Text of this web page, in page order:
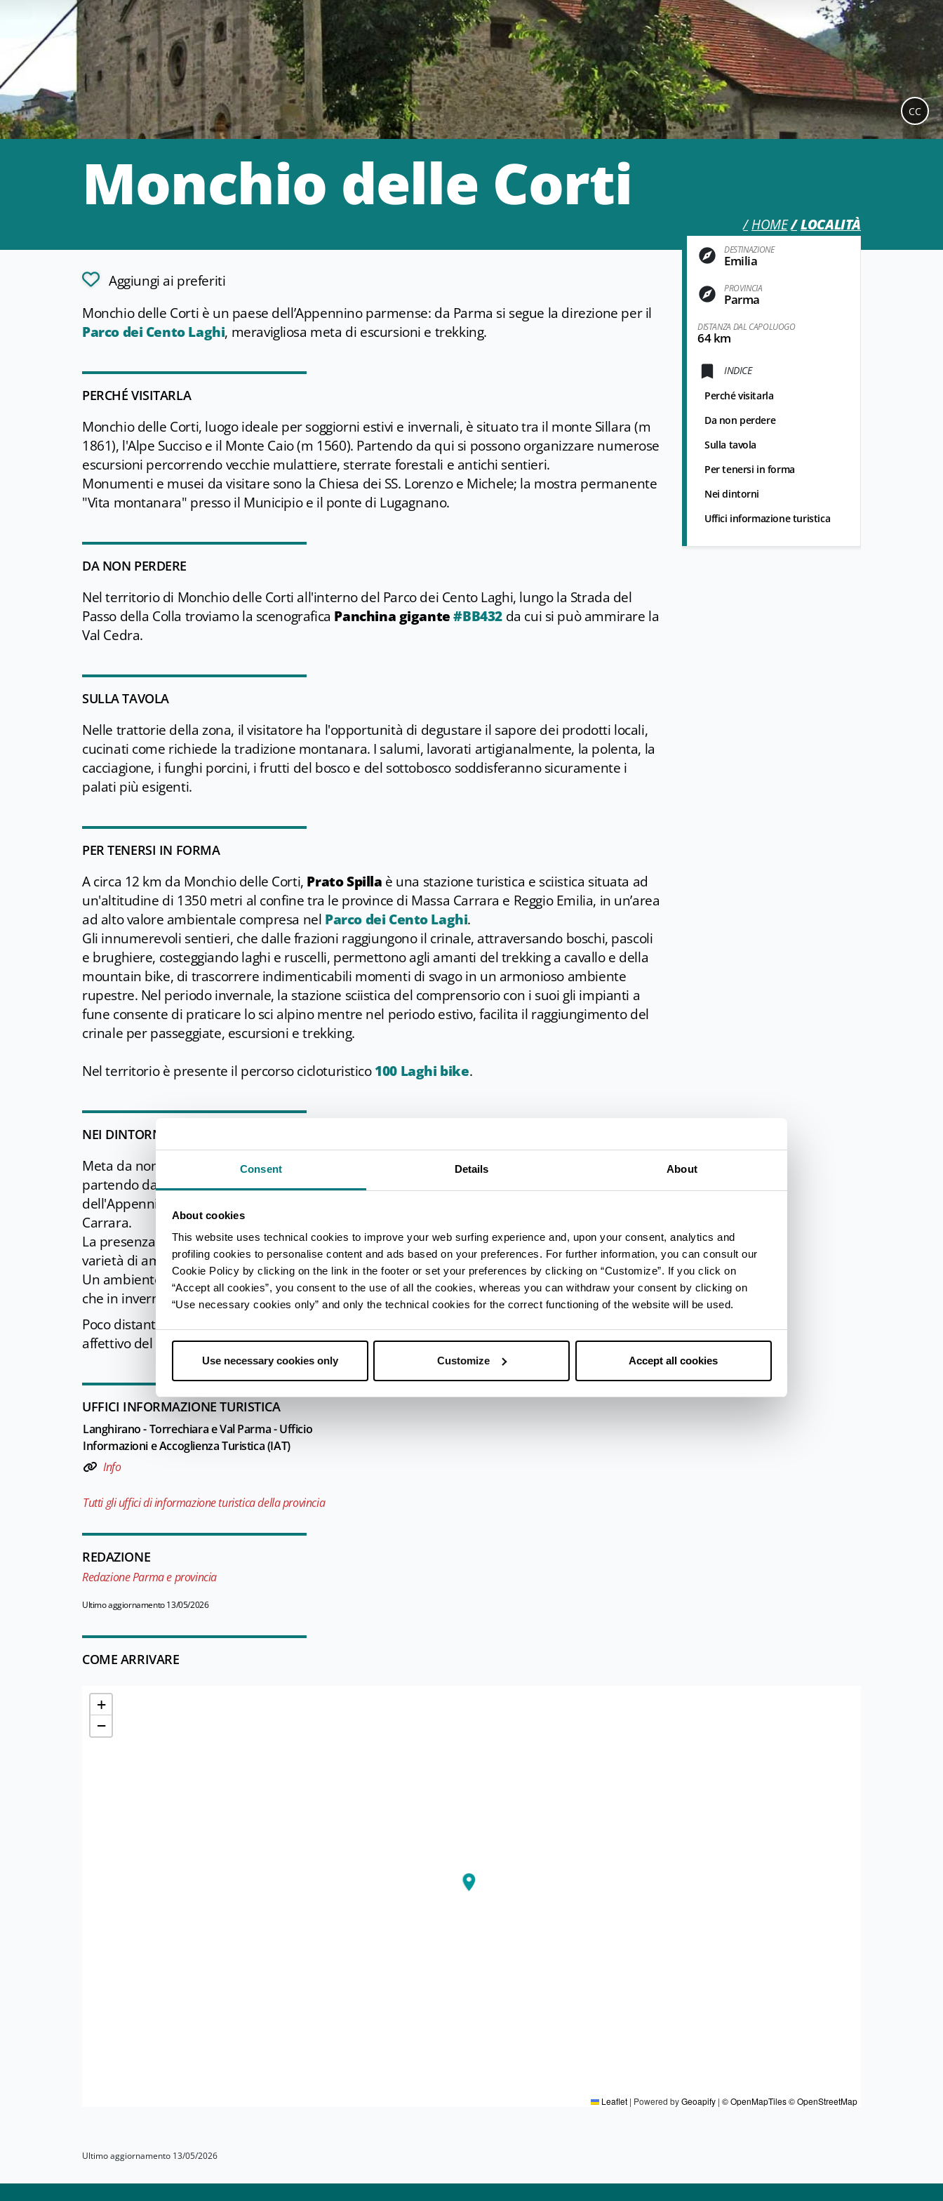
Consent Details About
About cookies
This website uses technical cookies to improve your web surfing experience and, upon your consent, analytics and
profiling cookies to personalise content and ads based on your preferences. For further information, you can consult our
Cookie Policy by clicking on the link in the footer or set your preferences by clicking on “Customize”. If you click on
“Accept all cookies”, you consent to the use of all the cookies, whereas you can withdraw your consent by clicking on
“Use necessary cookies only” and only the technical cookies for the correct functioning of the website will be used.
Use necessary cookies only Customize Accept all cookies
Monchio delle Corti
HOME LOCALITÀ
CC
DESTINAZIONE
Emilia
PROVINCIA
Parma
DISTANZA DAL CAPOLUOGO
64 km
INDICE
Perché visitarla
Da non perdere
Sulla tavola
Per tenersi in forma
Nei dintorni
Uffici informazione turistica
Aggiungi ai preferiti
Monchio delle Corti è un paese dell’Appennino parmense: da Parma si segue la direzione per il
Parco dei Cento Laghi, meravigliosa meta di escursioni e trekking.
PERCHÉ VISITARLA
Monchio delle Corti, luogo ideale per soggiorni estivi e invernali, è situato tra il monte Sillara (m
1861), l'Alpe Succiso e il Monte Caio (m 1560). Partendo da qui si possono organizzare numerose
escursioni percorrendo vecchie mulattiere, sterrate forestali e antichi sentieri.
Monumenti e musei da visitare sono la Chiesa dei SS. Lorenzo e Michele; la mostra permanente
"Vita montanara" presso il Municipio e il ponte di Lugagnano.
DA NON PERDERE
Nel territorio di Monchio delle Corti all'interno del Parco dei Cento Laghi, lungo la Strada del
Passo della Colla troviamo la scenografica Panchina gigante #BB432 da cui si può ammirare la
Val Cedra.
SULLA TAVOLA
Nelle trattorie della zona, il visitatore ha l'opportunità di degustare il sapore dei prodotti locali,
cucinati come richiede la tradizione montanara. I salumi, lavorati artigianalmente, la polenta, la
cacciagione, i funghi porcini, i frutti del bosco e del sottobosco soddisferanno sicuramente i
palati più esigenti.
PER TENERSI IN FORMA
A circa 12 km da Monchio delle Corti, Prato Spilla è una stazione turistica e sciistica situata ad
un'altitudine di 1350 metri al confine tra le province di Massa Carrara e Reggio Emilia, in un’area
ad alto valore ambientale compresa nel Parco dei Cento Laghi.
Gli innumerevoli sentieri, che dalle frazioni raggiungono il crinale, attraversando boschi, pascoli
e brughiere, costeggiando laghi e ruscelli, permettono agli amanti del trekking a cavallo e della
mountain bike, di trascorrere indimenticabili momenti di svago in un armonioso ambiente
rupestre. Nel periodo invernale, la stazione sciistica del comprensorio con i suoi gli impianti a
fune consente di praticare lo sci alpino mentre nel periodo estivo, facilita il raggiungimento del
crinale per passeggiate, escursioni e trekking.
Nel territorio è presente il percorso cicloturistico100 Laghi bike.
NEI DINTORNI
Meta da non perdere nei dintorni, ma anche destinazione ideale per una gita o un soggiorno
partendo da Parma, è ilParco dei Cento Laghi
dell'Appennino parmense orientale in prossimità con le province di Reggio-Emilia e Massa-
Carrara.
La presenza delle diverse fasce altimetriche (dai 400 ai 1650 m s.l.m.) garantisce una notevole
varietà di ambienti e un elevato grado di biodiversità.
Un ambiente di media montagna ospitale e accessibile, con percorsi adatti a tutti sia in estate
che in inverno, laghetti di montagna, stupendi boschi e rifugi accoglienti.
Poco distante da Monchio delle Corti troviamoCasarola, un piccolo paesino che fu luogo
affettivo del noto poetaAttilio Bertolucci.
UFFICI INFORMAZIONE TURISTICA
Langhirano - Torrechiara e Val Parma - Ufficio
Informazioni e Accoglienza Turistica (IAT)
Info
Tutti gli uffici di informazione turistica della provincia
REDAZIONE
Redazione Parma e provincia
Ultimo aggiornamento 13/05/2026
COME ARRIVARE
+
−
Leaflet | Powered byGeoapify | © OpenMapTiles© OpenStreetMap
Ultimo aggiornamento 13/05/2026